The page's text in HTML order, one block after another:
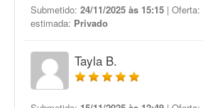
Submetido: 24/11/2025 às 15:15 | Oferta:
estimada: Privado
Tayla B.